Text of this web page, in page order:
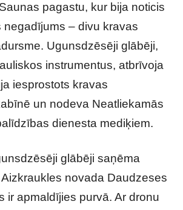
pagastu, kur bija noticis
negadījums – divu kravas
Ugunsdzēsēji glābēji,
instrumentus, atbrīvoja
iesprostots kravas
un nodeva Neatliekamās
dienesta mediķiem.
glābēji saņēma
novada Daudzeses
ir apmaldījies purvā. Ar dronu